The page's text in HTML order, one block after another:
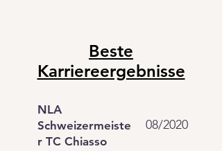
Beste
Karriereergebnisse
NLA
Schweizermeiste
r TC Chiasso
08/2020